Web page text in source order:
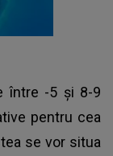
între -5 și 8-9
pentru cea
se vor situa